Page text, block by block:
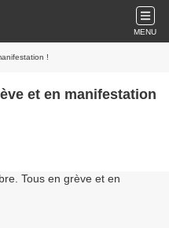
MENU
!
et en manifestation